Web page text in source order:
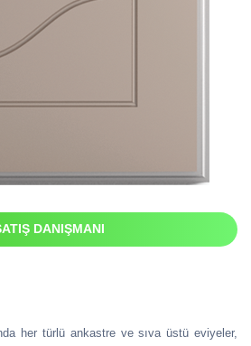
DANIŞMANI
her türlü ankastre ve sıva üstü eviyeler,